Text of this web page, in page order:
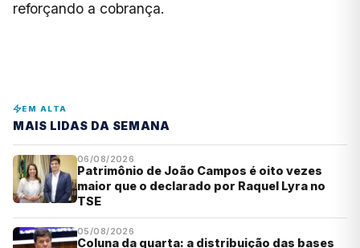
reforçando a cobrança.
EM ALTA
MAIS LIDAS DA SEMANA
06/08/2026
Patrimônio de João Campos é oito vezes
maior que o declarado por Raquel Lyra no
TSE
05/08/2026
Coluna da quarta: a distribuição das bases